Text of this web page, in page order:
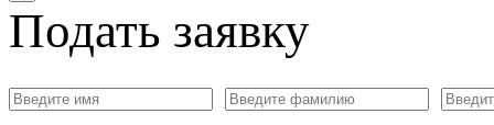
Подать заявку